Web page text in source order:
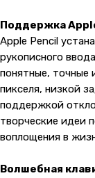
Поддержка
Apple Pencil
рукописного
понятные, точные
пикселя, низкой
поддержкой
творческие идеи
воплощения в
Волшебная